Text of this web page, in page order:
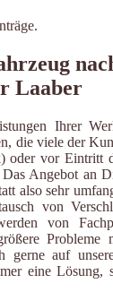
Laaber
Ihrer
die viele der
oder vor Eintritt
Angebot an
also sehr
von
von
Probleme
gerne auf
eine Lösung,